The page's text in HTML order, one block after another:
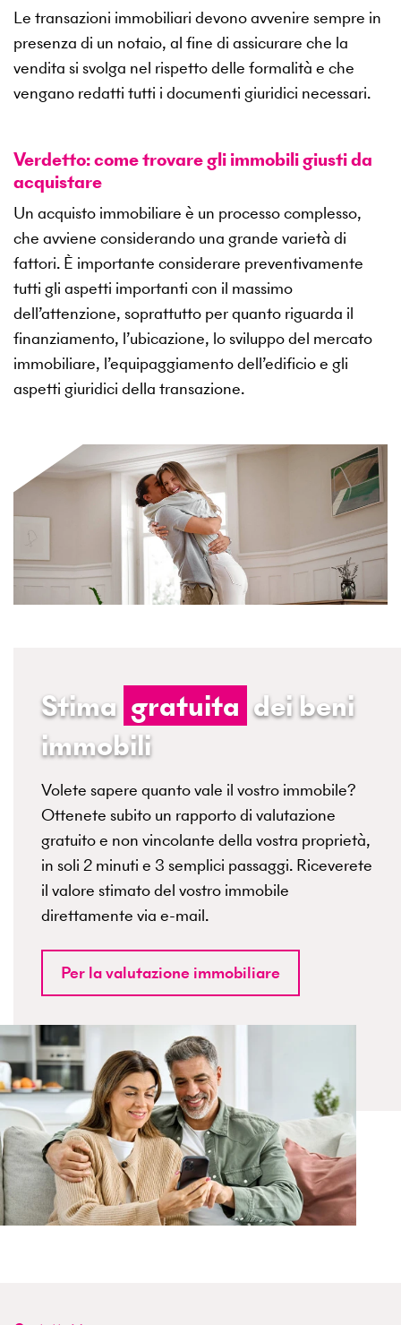
Le transazioni immobiliari devono avvenire sempre in
presenza di un notaio, al fine di assicurare che la
vendita si svolga nel rispetto delle formalità e che
vengano redatti tutti i documenti giuridici necessari.
Verdetto: come trovare gli immobili giusti da
acquistare
Un acquisto immobiliare è un processo complesso,
che avviene considerando una grande varietà di
fattori. È importante considerare preventivamente
tutti gli aspetti importanti con il massimo
dell’attenzione, soprattutto per quanto riguarda il
finanziamento, l’ubicazione, lo sviluppo del mercato
immobiliare, l’equipaggiamento dell’edificio e gli
aspetti giuridici della transazione.
Stima gratuita dei beni
immobili
Volete sapere quanto vale il vostro immobile?
Ottenete subito un rapporto di valutazione
gratuito e non vincolante della vostra proprietà,
in soli 2 minuti e 3 semplici passaggi. Riceverete
il valore stimato del vostro immobile
direttamente via e-mail.
Per la valutazione immobiliare